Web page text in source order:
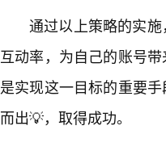
通过以上策略的实
互动率，为自己的账号
是实现这一目标的重要
而出💡，取得成功。